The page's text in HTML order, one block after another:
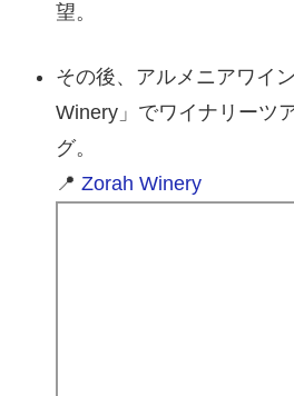
望。
その後、アルメニアワイ
Winery」でワイナリーツ
グ。
📍 Zorah Winery